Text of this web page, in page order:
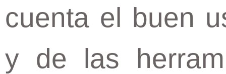
cuenta el buen
y de las